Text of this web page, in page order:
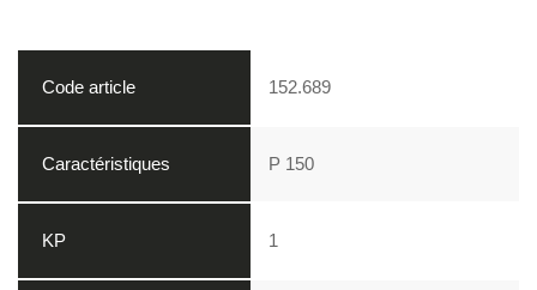
152.689
P 150
1